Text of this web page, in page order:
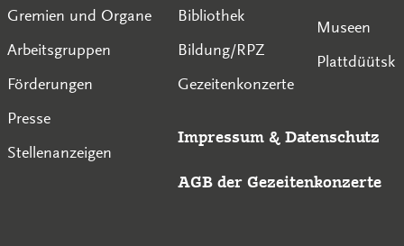
Gremien und Organe
Arbeitsgruppen
Förderungen
Presse
Stellenanzeigen
Bibliothek
Bildung/RPZ
Gezeitenkonzerte
Museen
Plattdüütsk
Impressum & Datenschutz
AGB der Gezeitenkonzerte